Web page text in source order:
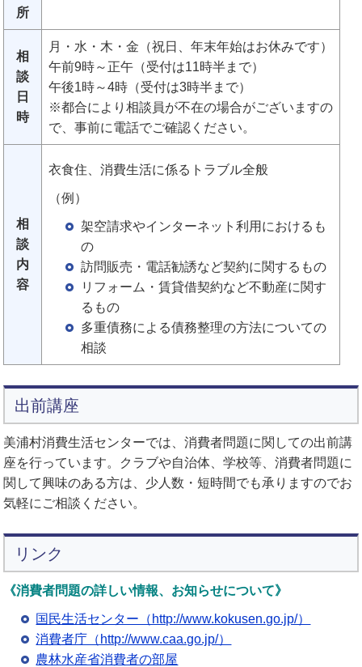
所
相
談
日
時
月・水・木・金（祝日、年末年始はお休みです）
午前9時～正午（受付は11時半まで）
午後1時～4時（受付は3時半まで）
※都合により相談員が不在の場合がございますの
で、事前に電話でご確認ください。
相
談
内
容
衣食住、消費生活に係るトラブル全般
（例）
架空請求やインターネット利用におけるも
の
訪問販売・電話勧誘など契約に関するもの
リフォーム・賃貸借契約など不動産に関す
るもの
多重債務による債務整理の方法についての
相談
出前講座
美浦村消費生活センターでは、消費者問題に関しての出前講
座を行っています。クラブや自治体、学校等、消費者問題に
関して興味のある方は、少人数・短時間でも承りますのでお
気軽にご相談ください。
リンク
《消費者問題の詳しい情報、お知らせについて》
国民生活センター（http://www.kokusen.go.jp/）
消費者庁（http://www.caa.go.jp/）
農林水産省消費者の部屋